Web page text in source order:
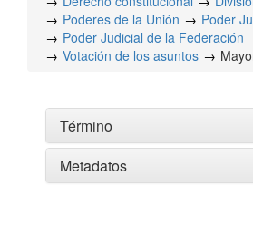
Poderes de la Unión
Poder
Poder Judicial de la Federación
Votación de los asuntos
Término
Metadatos